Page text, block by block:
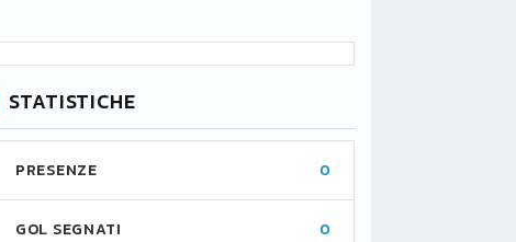
STATISTICHE
PRESENZE 0
GOL SEGNATI 0